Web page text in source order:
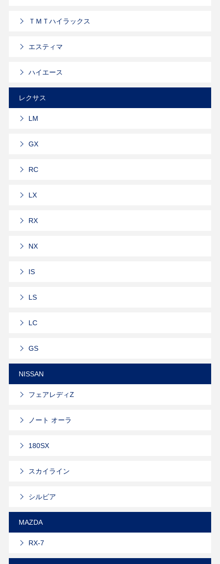
ＴＭＴハイラックス
エスティマ
ハイエース
レクサス
LM
GX
RC
LX
RX
NX
IS
LS
LC
GS
NISSAN
フェアレディZ
ノート オーラ
180SX
スカイライン
シルビア
MAZDA
RX-7